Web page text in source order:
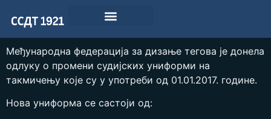
Међународна федерација за дизање тегова је донела
одлуку о промени судијских униформи на
такмичењу које су у употреби од 01.01.2017. године.
Нова униформа се састоји од: